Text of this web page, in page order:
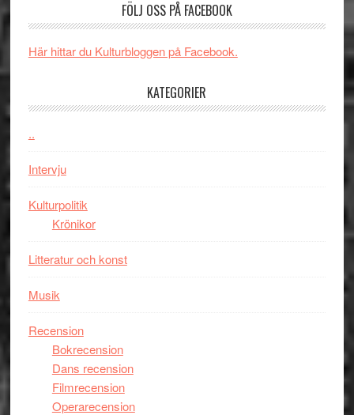
i
vara
FÖLJ OSS PÅ FACEBOOK
Här hittar du Kulturbloggen på Facebook.
KATEGORIER
..
Intervju
Kulturpolitik
Krönikor
Litteratur och konst
Musik
Recension
Bokrecension
Dans recension
Filmrecension
Operarecension